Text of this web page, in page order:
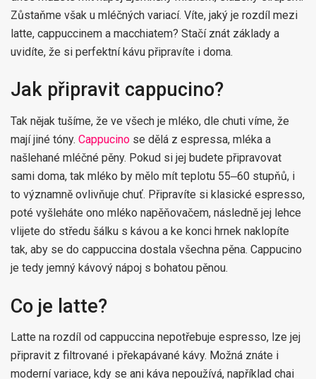
Zůstaňme však u mléčných variací. Víte, jaký je rozdíl mezi
latte, cappuccinem a macchiatem? Stačí znát základy a
uvidíte, že si perfektní kávu připravíte i doma.
Jak připravit cappucino?
Tak nějak tušíme, že ve všech je mléko, dle chuti víme, že
mají jiné tóny. Cappucino se dělá z espressa, mléka a
našlehané mléčné pěny. Pokud si jej budete připravovat
sami doma, tak mléko by mělo mít teplotu 55‒60 stupňů, i
to významně ovlivňuje chuť. Připravíte si klasické espresso,
poté vyšleháte ono mléko napěňovačem, následně jej lehce
vlijete do středu šálku s kávou a ke konci hrnek naklopíte
tak, aby se do cappuccina dostala všechna pěna. Cappucino
je tedy jemný kávový nápoj s bohatou pěnou.
Co je latte?
Latte na rozdíl od cappuccina nepotřebuje espresso, lze jej
připravit z filtrované i překapávané kávy. Možná znáte i
moderní variace, kdy se ani káva nepoužívá, například chai